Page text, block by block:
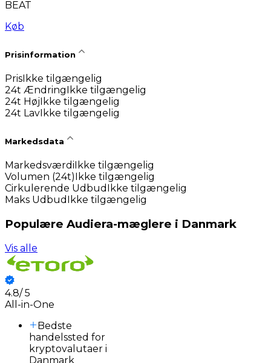
BEAT
Køb
Prisinformation
PrisIkke tilgængelig
24t ÆndringIkke tilgængelig
24t HøjIkke tilgængelig
24t LavIkke tilgængelig
Markedsdata
Markedsværdi Ikke tilgængelig
Volumen (24t) Ikke tilgængelig
Cirkulerende Udbud Ikke tilgængelig
Maks Udbud Ikke tilgængelig
Populære Audiera-mæglere i Danmark
Vis alle
4.8/5
All-in-One
Bedste
handelssted for
kryptovalutaer i
Danmark